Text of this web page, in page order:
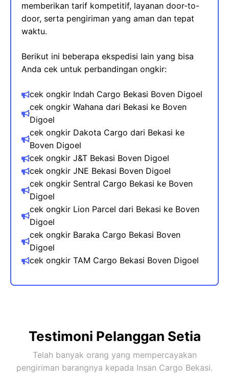
memberikan tarif kompetitif, layanan door-to-
door, serta pengiriman yang aman dan tepat
waktu.
Berikut ini beberapa ekspedisi lain yang bisa
Anda cek untuk perbandingan ongkir:
cek ongkir Indah Cargo Bekasi Boven Digoel
cek ongkir Wahana dari Bekasi​ ke Boven
Digoel
cek ongkir Dakota Cargo dari Bekasi ke
Boven Digoel
cek ongkir J&T Bekasi Boven Digoel
cek ongkir JNE Bekasi Boven Digoel
cek ongkir Sentral Cargo Bekasi ke Boven
Digoel
cek ongkir Lion Parcel dari Bekasi ke Boven
Digoel
cek ongkir Baraka Cargo Bekasi Boven
Digoel
cek ongkir TAM Cargo Bekasi Boven Digoel
Testimoni Pelanggan Setia
Telah banyak orang yang mempercayakan
pengiriman barangnya kepada Insan Cargo Bekasi.